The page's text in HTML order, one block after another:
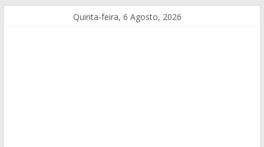
Quinta-feira, 6 Agosto, 2026